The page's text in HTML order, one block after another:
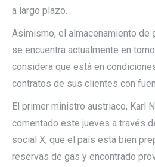
a largo plazo.
Asimismo, el almacenamiento de
se encuentra actualmente en
considera que está en
contratos de sus clientes con
El primer ministro austriaco, Karl
comentado este jueves a través
social X, que el país está bien
reservas de gas y encontrado